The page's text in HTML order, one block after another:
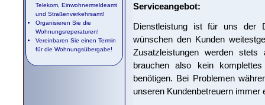
Serviceangebot:
Dienstleistung ist für uns der
wünschen den Kunden
Zusatzleistungen werden
brauchen also kein
benötigen. Bei Problemen
unseren Kundenbetreuern immer
Telekom, Einwohnermeldeamt
und Straßenverkehrsamt!
Organisieren Sie die
Wohnungsreperaturen!
Vereinbaren Sie einen Termin
für die Wohnungsübergabe!